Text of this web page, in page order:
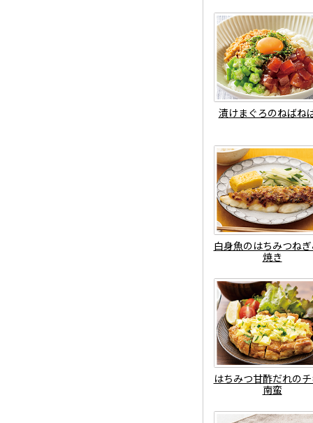
漬けまぐろのねばね
白身魚のはちみつね
焼き
はちみつ甘酢だれの
南蛮